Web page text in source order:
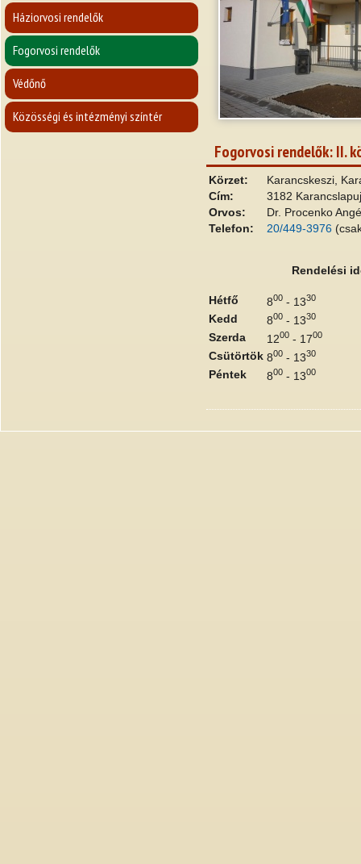
Háziorvosi rendelők
Fogorvosi rendelők
Védőnő
Közösségi és intézményi színtér
Fogorvosi rendelők: II.
Körzet:
Karancskeszi,
Cím:
3182
Orvos:
Dr. Procenko
Telefon:
20/449-3976
Rendelési
Hétfő 800- 1330
Kedd 800- 1330
Szerda 1200- 1700
Csütörtök 800- 1330
Péntek 800- 1300